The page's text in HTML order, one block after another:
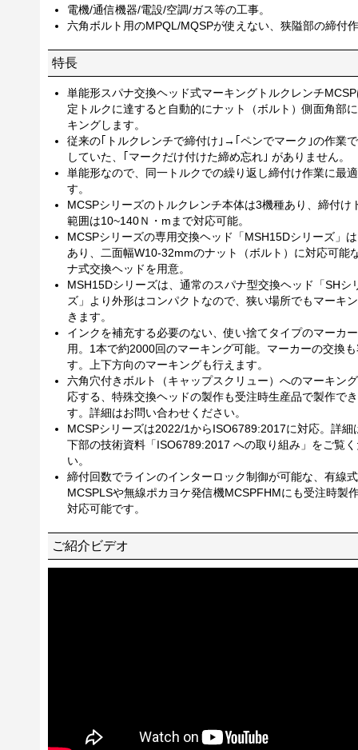
電機/通信機器/電設/空調/ガス等の工事。
六角ボルト用のMPQL/MQSPが使えない、狭隘部の締付
特長
単能形スパナ交換ヘッド式マーキングトルクレンチ
定トルクに達すると自動的にナット（ボルト）側面角部
キングします。
従来の｢トルクレンチで締付け｣→｢ペンでマーク｣の作業
していた、｢マークだけ付けた締め忘れ｣ がありません。
単能形なので、同一トルクでの繰り返し締付け作業に最
す。
MCSPシリーズのトルクレンチ本体は3機種あり、締付け
範囲は10~140Ｎ・mまで対応可能。
MCSPシリーズの専用交換ヘッド「MSH15Dシリーズ」
あり、二面幅W10-32mmのナット（ボルト）に対応可能
ナ式交換ヘッドを用意。
MSH15Dシリーズは、通常のスパナ型交換ヘッド「SHシ
ズ」より外形はコンパクトなので、狭い場所でもマーキ
きます。
インクを補充する必要のない、使い捨てタイプのマーカ
用。1本で約2000回のマーキング可能。マーカーの交換
す。上下方向のマーキングも行えます。
六角穴付きボルト（キャップスクリュー）へのマーキン
応する、特殊交換ヘッドの製作も受注時生産品で製作で
す。詳細はお問い合わせください。
MCSPシリーズは2022/1からISO6789:2017に対応。詳細
下部の技術資料「ISO6789:2017 への取り組み」をご覧
い。
締付回数でラインのインターロック制御が可能な、有線
MCSPLSや無線ポカヨケ発信機MCSPFHMにも受注時製
対応可能です。
ご紹介ビデオ